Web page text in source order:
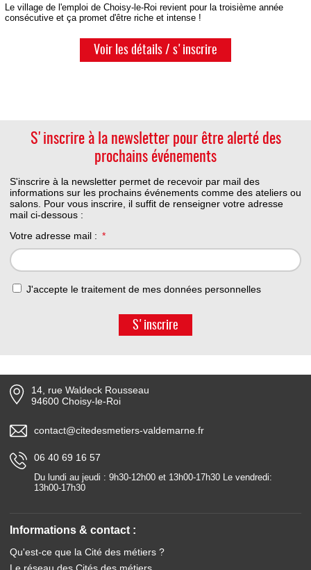
Le village de l'emploi de Choisy-le-Roi revient pour la troisième année
consécutive et ça promet d'être riche et intense !
Voir les détails / s'inscrire
S'inscrire à la newsletter pour être alerté des
prochains événements
S'inscrire à la newsletter permet de recevoir par mail des
informations sur les prochains événements comme des ateliers ou
salons. Pour vous inscrire, il suffit de renseigner votre adresse
mail ci-dessous :
Votre adresse mail :
J'accepte le traitement de mes données personnelles
S'inscrire
14, rue Waldeck Rousseau
94600 Choisy-le-Roi
contact@citedesmetiers-valdemarne.fr
06 40 69 16 57
Du lundi au jeudi : 9h30-12h00 et 13h00-17h30 Le vendredi:
13h00-17h30
Informations & contact :
Qu'est-ce que la Cité des métiers ?
Le réseau des Cités des métiers